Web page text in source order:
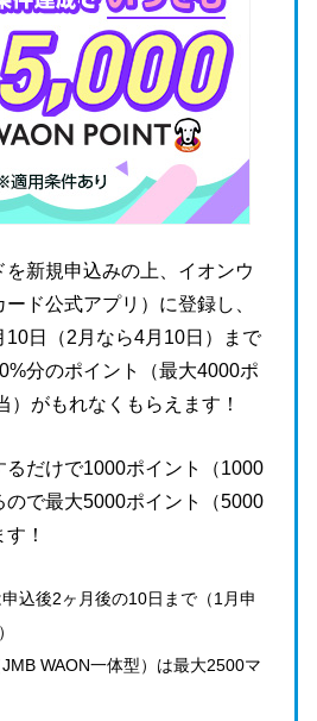
新規申込みの上、イオンウ
ド公式アプリ）に登録し、
10日（2月なら4月10日）まで
分のポイント（最大4000ポ
）がもれなくもらえます！
るだけで1000ポイント（1000
ので最大5000ポイント（5000
！
込後2ヶ月後の10日まで（1月申
WAON一体型）は最大2500マ